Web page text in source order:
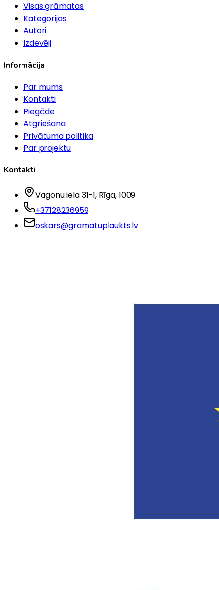
Visas grāmatas
Kategorijas
Autori
Izdevēji
Informācija
Par mums
Kontakti
Piegāde
Atgriešana
Privātuma politika
Par projektu
Kontakti
Vagonu iela 31-1, Rīga, 1009
+37128236959
oskars@gramatuplaukts.lv